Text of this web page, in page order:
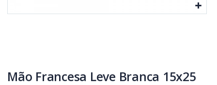
Mão Francesa Leve Branca 15x25